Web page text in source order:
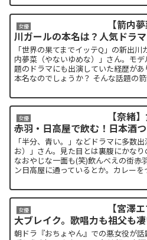
女優
【箭内
川ガールの本名は？人気ドラ
「世界の果てまでイッテQ」の新出
内夢菜（やないゆめな）」さん。モ
題のドラマにも出演していた経歴が
本名なのでしょうか？ そんな話題の
女優
【奈緒
赤羽・日高屋で飲む！日本酒
「半分、青い。」などドラマに多数
お）」さん。見た目とは裏腹にかな
なおやじな一面も(笑)飲んべえの街赤
ン日高屋に通っているとか。カレー
女優
【宮澤
大ブレイク。歌唱力も祖父も凄
朝ドラ『おちょやん』での悪女役が